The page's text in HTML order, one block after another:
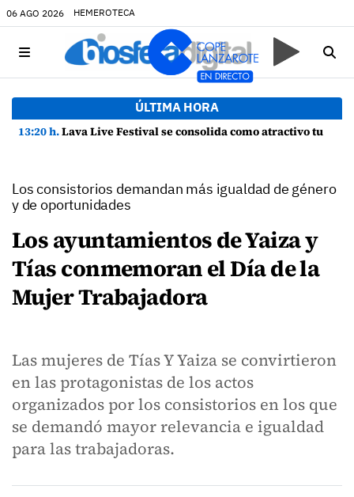
06 AGO 2026 HEMEROTECA
ÚLTIMA HORA
13:20 h.Lava Live Festival se consolida como atractivo turístico y agente dinamizador de la economía de Lanzarote
Los consistorios demandan más igualdad de género
y de oportunidades
Los ayuntamientos de Yaiza y
Tías conmemoran el Día de la
Mujer Trabajadora
Las mujeres de Tías Y Yaiza se convirtieron
en las protagonistas de los actos
organizados por los consistorios en los que
se demandó mayor relevancia e igualdad
para las trabajadoras.